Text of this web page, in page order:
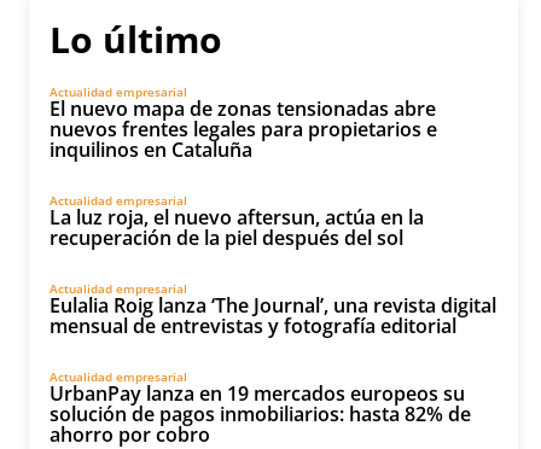
Lo último
Actualidad empresarial
El nuevo mapa de zonas tensionadas abre
nuevos frentes legales para propietarios e
inquilinos en Cataluña
Actualidad empresarial
La luz roja, el nuevo aftersun, actúa en la
recuperación de la piel después del sol
Actualidad empresarial
Eulalia Roig lanza ‘The Journal’, una revista digital
mensual de entrevistas y fotografía editorial
Actualidad empresarial
UrbanPay lanza en 19 mercados europeos su
solución de pagos inmobiliarios: hasta 82% de
ahorro por cobro